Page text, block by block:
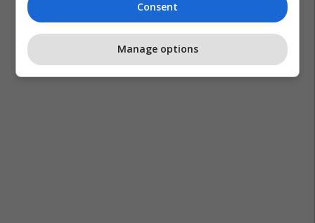
Consent
Manage options